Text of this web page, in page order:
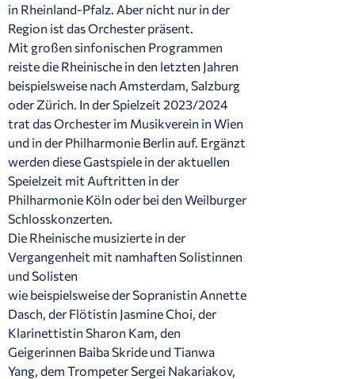
in Rheinland-Pfalz. Aber nicht nur in der
Region ist das Orchester präsent.
Mit großen sinfonischen Programmen
reiste die Rheinische in den letzten Jahren
beispielsweise nach Amsterdam, Salzburg
oder Zürich. In der Spielzeit 2023/2024
trat das Orchester im Musikverein in Wien
und in der Philharmonie Berlin auf. Ergänzt
werden diese Gastspiele in der aktuellen
Speielzeit mit Auftritten in der
Philharmonie Köln oder bei den Weilburger
Schlosskonzerten.
Die Rheinische musizierte in der
Vergangenheit mit namhaften Solistinnen
und Solisten
wie beispielsweise der Sopranistin Annette
Dasch, der Flötistin Jasmine Choi, der
Klarinettistin Sharon Kam, den
Geigerinnen Baiba Skride und Tianwa
Yang, dem Trompeter Sergei Nakariakov,